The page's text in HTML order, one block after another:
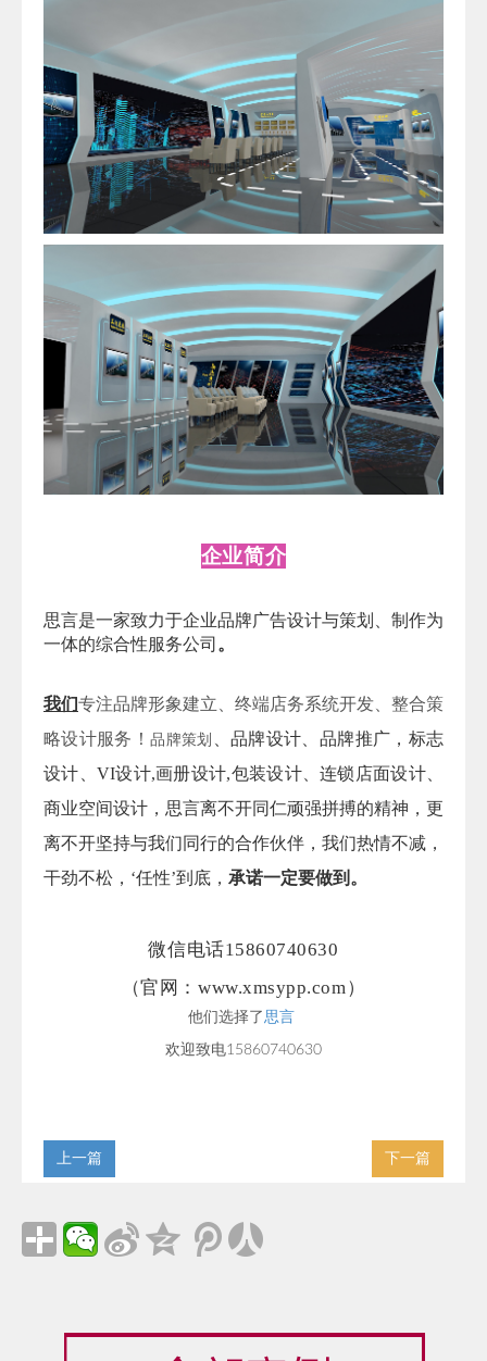
企业简介
思言是一家致力于企业品牌广告设计与策划、制作为
一体的综合性服务公司 。
我们专注品牌形象建立、终端店务系统开发、整合策
略设计服务！品牌策划
、品牌设计、品牌推广，标志
设计、VI设计,画册设计,包装设计、连锁店面设计、
商业空间设计，思言离不开同仁顽强拼搏的精神，更
离不开坚持与我们同行的合作伙伴，我们热情不减，
干劲不松，‘任性’到底， 承诺一定要做到。
微信电话15860740630
（官网：www.xmsypp.com）
他们选择了 思言
欢迎致电15860740630
上一篇 下一篇